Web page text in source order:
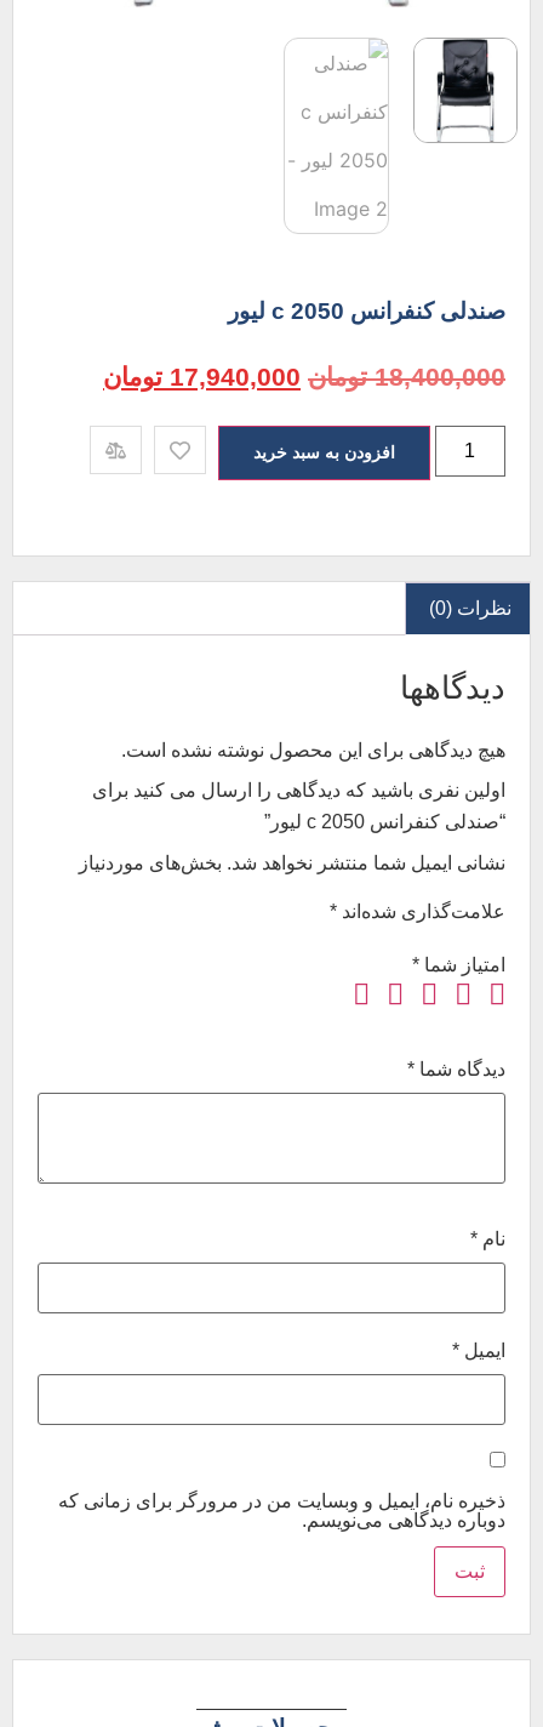
صندلی کنفرانس c 2050 لیور
18,400,000 تومان 17,940,000 تومان
افزودن به سبد خرید
نظرات (0)
دیدگاهها
هیچ دیدگاهی برای این محصول نوشته نشده است.
اولین نفری باشید که دیدگاهی را ارسال می کنید برای
“صندلی کنفرانس c 2050 لیور”
نشانی ایمیل شما منتشر نخواهد شد. بخش‌های موردنیاز
علامت‌گذاری شده‌اند*
امتیاز شما*
دیدگاه شما*
نام*
ایمیل *
ذخیره نام، ایمیل و وبسایت من در مرورگر برای زمانی که
دوباره دیدگاهی می‌نویسم.